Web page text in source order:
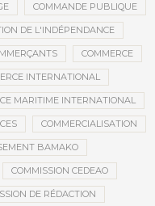
COMMANDE PUBLIQUE
DE L'INDÉPENDANCE
COMMERCE
INTERNATIONAL
MARITIME INTERNATIONAL
COMMERCIALISATION
BAMAKO
COMMISSION CEDEAO
DE RÉDACTION